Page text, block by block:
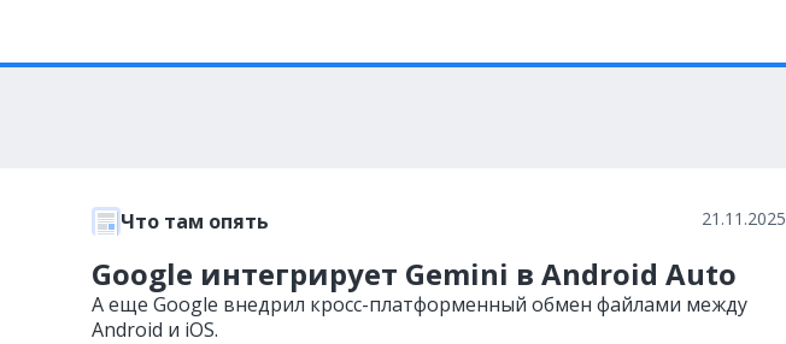
Что там опять 21.11.2025
Google интегрирует Gemini в Android Auto
А еще Google внедрил кросс-платформенный обмен файлами между
Android и iOS.